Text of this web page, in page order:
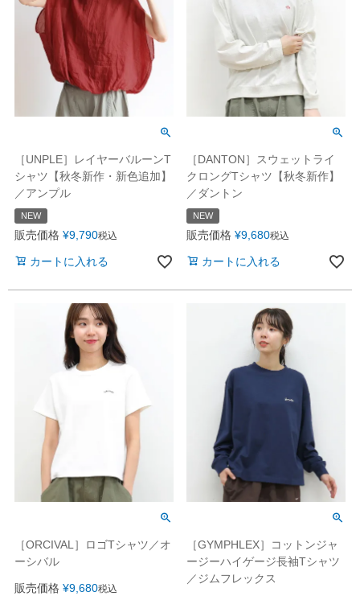
［UNPLE］レイヤーバルーンT
シャツ【秋冬新作・新色追加】
／アンプル
NEW
販売価格 ¥9,790税込
カートに入れる
［DANTON］スウェットライ
クロングTシャツ【秋冬新作】
／ダントン
NEW
販売価格 ¥9,680税込
カートに入れる
［ORCIVAL］ロゴTシャツ／オ
ーシバル
販売価格 ¥9,680税込
［GYMPHLEX］コットンジャ
ージーハイゲージ長袖Tシャツ
／ジムフレックス